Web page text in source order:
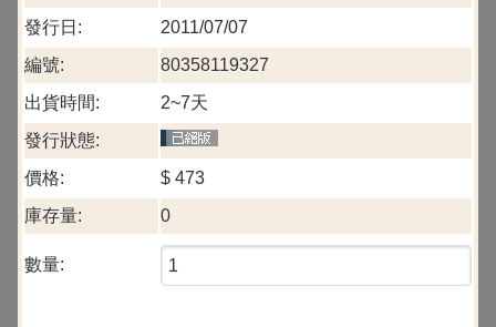
發行日:
2011/07/07
編號:
80358119327
出貨時間:
2~7天
發行狀態:
價格:
$ 473
庫存量:
0
數量: